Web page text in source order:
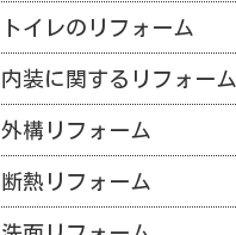
トイレのリフォーム
内装に関するリフォーム
外構リフォーム
断熱リフォーム